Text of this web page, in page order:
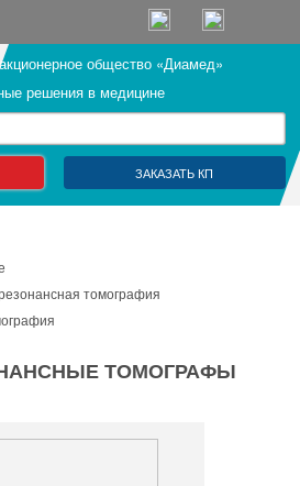
акционерное общество «Диамед»
решения в медицине
ЗАКАЗАТЬ КП
томография
ТОМОГРАФЫ